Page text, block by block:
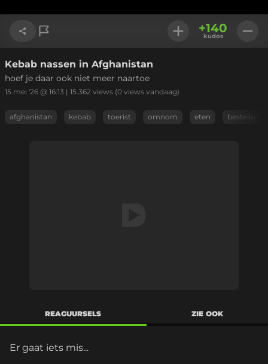
Link kopiëren
+140
kudos
Kebab nassen in Afghanistan
hoef je daar ook niet meer naartoe
15 mei '26 @ 16:13 | 15.362 views (0 views vandaag)
afghanistan kebab toerist omnom eten bestellen
REAGUURSELS ZIE OOK
Er gaat iets mis...